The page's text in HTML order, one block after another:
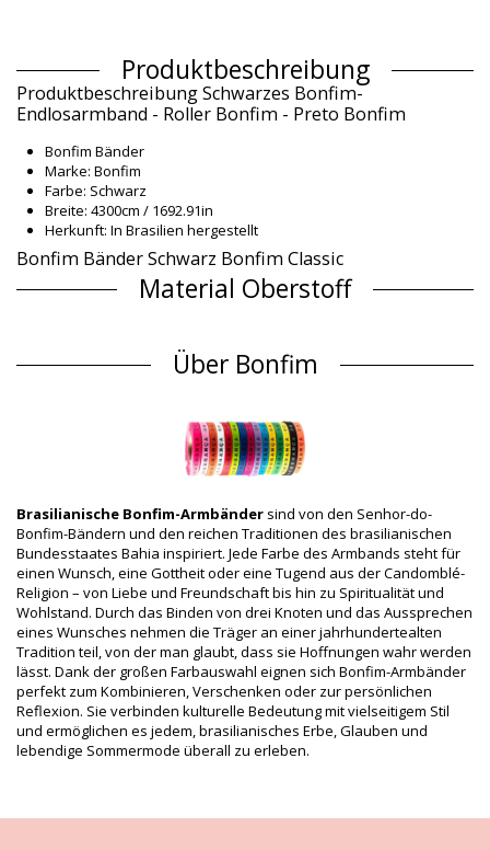
Produktbeschreibung
Produktbeschreibung Schwarzes Bonfim-
Endlosarmband - Roller Bonfim - Preto Bonfim
Bonfim Bänder
Marke: Bonfim
Farbe: Schwarz
Breite: 4300cm / 1692.91in
Herkunft: In Brasilien hergestellt
Bonfim Bänder Schwarz Bonfim Classic
Material Oberstoff
Produktinformation
nicht eingeschlossen)
HS CODE: 5806.32.1070
EAN: Einheitsgröße (7899818110338)
Gewicht: 200g / 0.44lb / 7.05oz
Retuschierte Fotos
Wasch- & Pflegeanleitung
Pflegeanleitung für: Bonfim Roller Bonfim - Preto
Wie pflegen Sie Ihren Schmuck im Sommer richtig?
Ihr Schmuck verdient gute Pflege das ganze Jahr hindurch, aber im
Sommer kann diese Aufgabe sich etwas schwieriger gestalten.
Folgen Sie unseren Tipps und Ratschlägen, um sicherzustellen, dass
Ihre Ohrringe, Halsketten und Ringe die heiße Sommersaison in
bester Form überstehen!
einem Spezialbehälter auf. Unabhängig davon, ob das Wasser
Über Bonfim
Brasilianische Bonfim-Armbänder sind von den Senhor-do-
Bonfim-Bändern und den reichen Traditionen des brasilianischen
Bundesstaates Bahia inspiriert. Jede Farbe des Armbands steht für
einen Wunsch, eine Gottheit oder eine Tugend aus der Candomblé-
Religion – von Liebe und Freundschaft bis hin zu Spiritualität und
Wohlstand. Durch das Binden von drei Knoten und das Aussprechen
eines Wunsches nehmen die Träger an einer jahrhundertealten
Tradition teil, von der man glaubt, dass sie Hoffnungen wahr werden
lässt. Dank der großen Farbauswahl eignen sich Bonfim-Armbänder
perfekt zum Kombinieren, Verschenken oder zur persönlichen
Reflexion. Sie verbinden kulturelle Bedeutung mit vielseitigem Stil
und ermöglichen es jedem, brasilianisches Erbe, Glauben und
lebendige Sommermode überall zu erleben.